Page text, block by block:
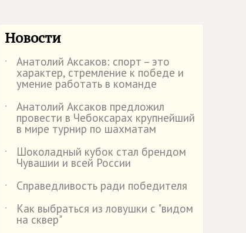
Новости
˙ Анатолий Аксаков: спорт – это
характер, стремление к победе и
умение работать в команде
˙
Анатолий Аксаков предложил
провести в Чебоксарах крупнейший
в мире турнир по шахматам
˙
Шоколадный кубок стал брендом
Чувашии и всей России
˙
Справедливость ради победителя
˙
Как выбраться из ловушки с "видом
на сквер"